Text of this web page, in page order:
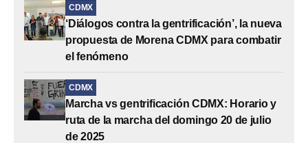
CDMX
‘Diálogos contra la gentrificación’, la nueva
propuesta de Morena CDMX para combatir
el fenómeno
CDMX
Marcha vs gentrificación CDMX: Horario y
ruta de la marcha del domingo 20 de julio
de 2025